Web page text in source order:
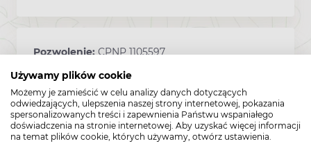
Używamy plików cookie
Możemy je zamieścić w celu analizy danych dotyczących
odwiedzających, ulepszenia naszej strony internetowej, pokazania
spersonalizowanych treści i zapewnienia Państwu wspaniałego
doświadczenia na stronie internetowej. Aby uzyskać więcej informacji
na temat plików cookie, których używamy, otwórz ustawienia.
Pozwolenie:CPNP 1105597
Kod EAN:5900116019635